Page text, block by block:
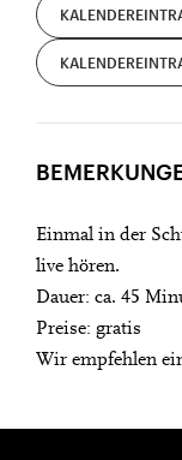
Einmal in der
live hören.
Dauer: ca. 45
Preise: gratis
Wir empfehlen